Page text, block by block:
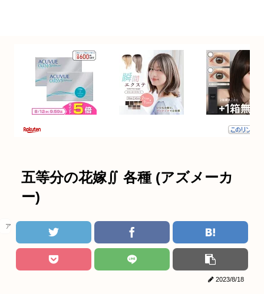
五等分の花嫁∬ 各種 (アズメーカ
ー)
アニメ
2023/8/18